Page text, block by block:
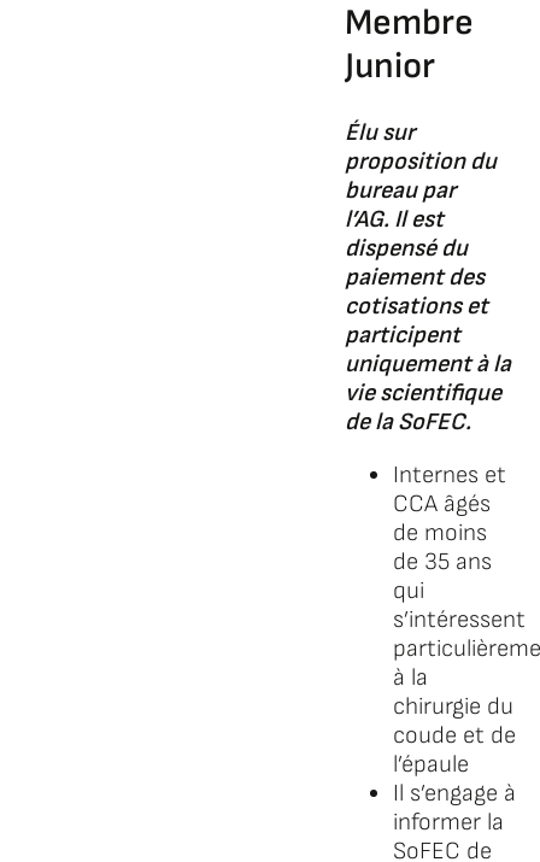
Membre
Junior
Élu sur
proposition du
bureau par
l’AG. Il est
dispensé du
paiement des
cotisations et
participent
uniquement à la
vie scientifique
de la SoFEC.
Internes et
CCA âgés
de moins
de 35 ans
qui
s’intéressent
à la
chirurgie du
coude et de
l’épaule
Il s’engage à
informer la
SoFEC de